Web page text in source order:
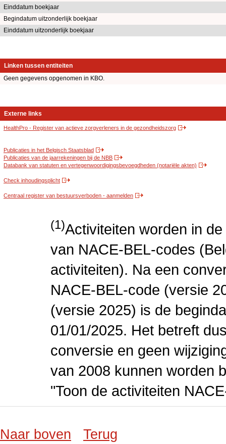
Einddatum boekjaar
Begindatum uitzonderlijk boekjaar
Einddatum uitzonderlijk boekjaar
Linken tussen entiteiten
Geen gegevens opgenomen in KBO.
Externe links
HealthPro - Register van actieve zorgverleners in de gezondheidszorg
Publicaties in het Belgisch Staatsblad
Publicaties van de jaarrekeningen bij de NBB
Databank van statuten en vertegenwoordigingsbevoegdheden (notariële akten)
Check inhoudingsplicht
Centraal register van bestuursverboden - aanmelden
(1)Activiteiten worden in
van NACE-BEL-codes
activiteiten). Na een
NACE-BEL-code (versie
(versie 2025) is de
01/01/2025. Het betreft
conversie en geen
van 2008 kunnen worden
"Toon de activiteiten
Naar boven Terug